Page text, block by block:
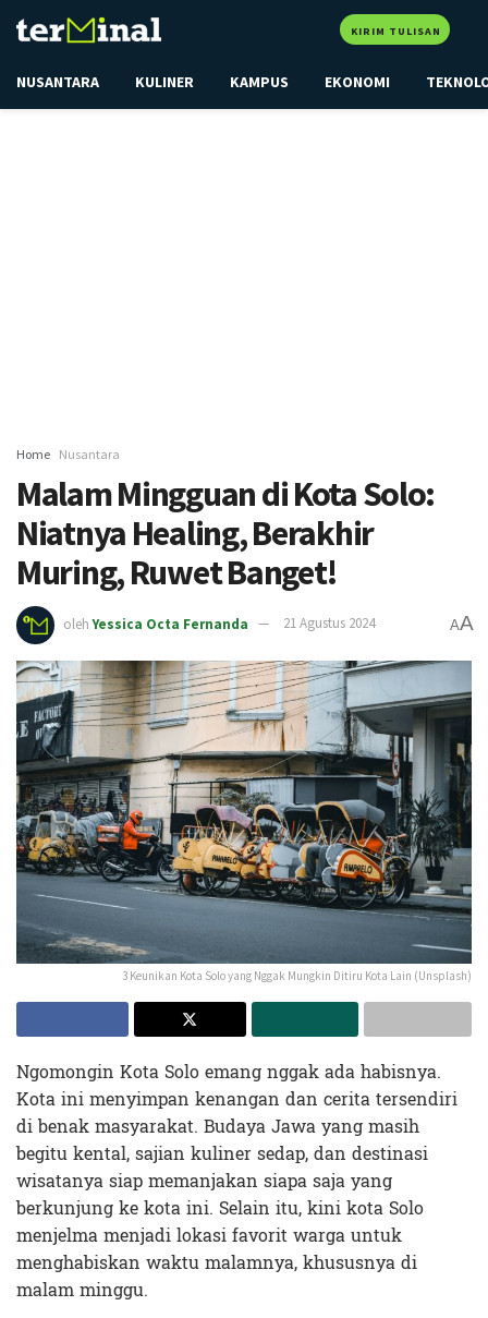
KIRIM TULISAN
NUSANTARA KULINER KAMPUS EKONOMI
Home Nusantara
Malam Mingguan di Kota Solo:
Niatnya Healing, Berakhir
Muring, Ruwet Banget!
oleh Yessica Octa Fernanda 21 Agustus 2024 AA
3 Keunikan Kota Solo yang Nggak Mungkin Ditiru Kota Lain (Unsplash)
Ngomongin Kota Solo emang nggak ada habisnya.
Kota ini menyimpan kenangan dan cerita tersendiri
di benak masyarakat. Budaya Jawa yang masih
begitu kental, sajian kuliner sedap, dan destinasi
wisatanya siap memanjakan siapa saja yang
berkunjung ke kota ini. Selain itu, kini kota Solo
menjelma menjadi lokasi favorit warga untuk
menghabiskan waktu malamnya, khususnya di
malam minggu.